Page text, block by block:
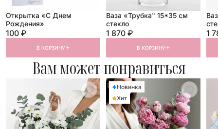
Открытка «С Днем
Рождения»
100 ₽
В КОРЗИНУ
Ваза «Трубка" 15*35 см
стекло
1 870 ₽
В КОРЗИНУ
1
Вам может понравиться
Новинка
Хит